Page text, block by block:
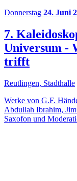
Donnerstag 24. Juni
7.
Universum -
trifft
Reutlingen, Stadthalle
Werke von G.F.
Abdullah Ibrahim,
Saxofon und